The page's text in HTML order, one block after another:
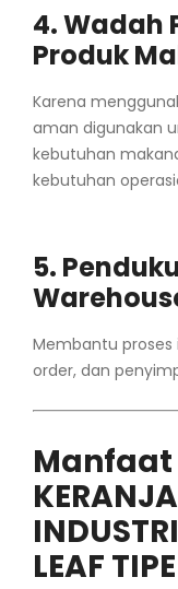
4. Wadah
Produk
Karena
aman digunakan
kebutuhan
kebutuhan
5.
Membantu
order, dan
LEAF